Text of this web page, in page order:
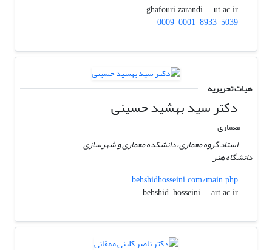
ghafouri.zarandi
ut.ac.ir
0009-0001-8933-5039
هیات تحریریه
دکتر سید بهشید حسینی
معماری
استاد گروه معماری، دانشکده معماری و شهرسازی
دانشگاه هنر
behshidhosseini.com/main.php
behshid_hosseini
art.ac.ir